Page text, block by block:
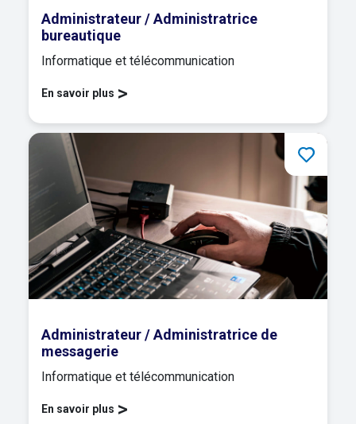
Administrateur / Administratrice
bureautique
Informatique et télécommunication
En savoir plus >
Administrateur / Administratrice de
messagerie
Informatique et télécommunication
En savoir plus >